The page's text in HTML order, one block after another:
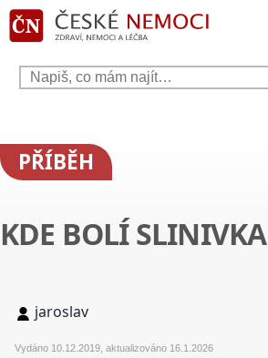
PŘÍBĚH
KDE BOLÍ SLINIVKA
jaroslav
Vydáno 10.12.2019, aktualizováno 16.1.2026